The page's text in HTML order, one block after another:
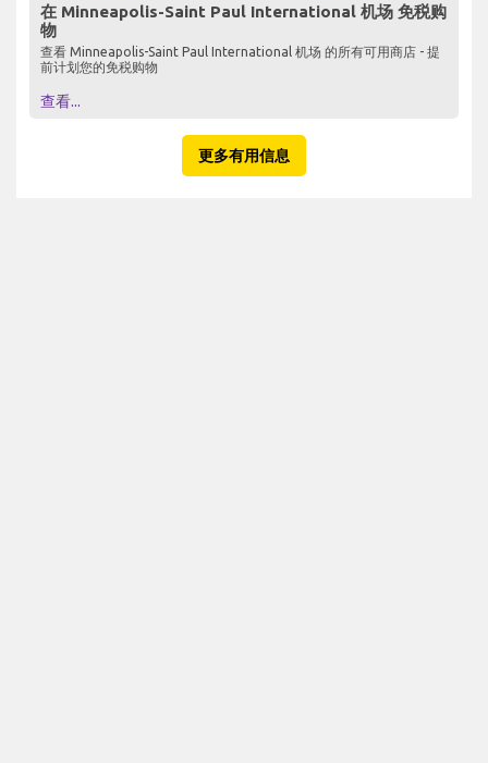
在 Minneapolis-Saint Paul International 机场 免税购
物
查看 Minneapolis-Saint Paul International 机场 的所有可用商店 - 提
前计划您的免税购物
查看...
更多有用信息